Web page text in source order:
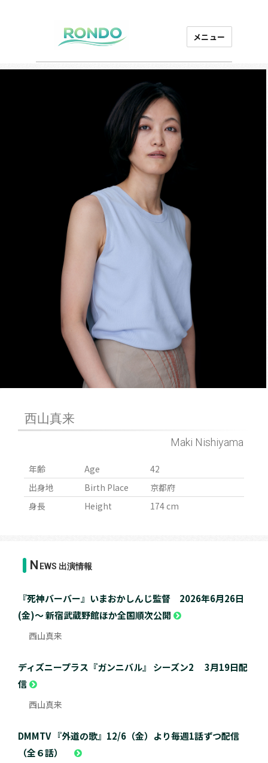
ロンド
芸能プロダクション
メニュー
西山真来
Maki Nishiyama
年齢 Age
42
出身地
Birth Place
京都府
身長
Height 174 cm
N EWS 出演情報
『死神バーバー』いまおかしんじ監督 2026年6月26日
(金)～ 新宿武蔵野館ほか全国順次公開
西山真来
ディズニープラス『ガンニバル』 シーズン2 3月19日配
信
西山真来
DMMTV 『外道の歌』12/6（金）より毎週1話ずつ配信
（全６話）